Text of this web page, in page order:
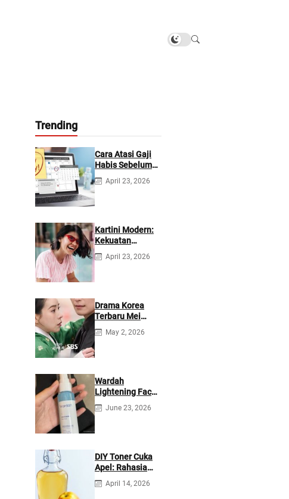
Trending
Cara Atasi Gaji
Habis Sebelum
Gajian
Berikutnya
April 23, 2026
Kartini Modern:
Kekuatan
Berevolusi &
Rawat Diri
April 23, 2026
Drama Korea
Terbaru Mei
2026: Mana yang
Tayang di
May 2, 2026
Wardah
Lightening Face
Mist: Cek
Ingredients &
June 23, 2026
DIY Toner Cuka
Apel: Rahasia
Jerawat Kempes
dalam 2 Hari!
April 14, 2026